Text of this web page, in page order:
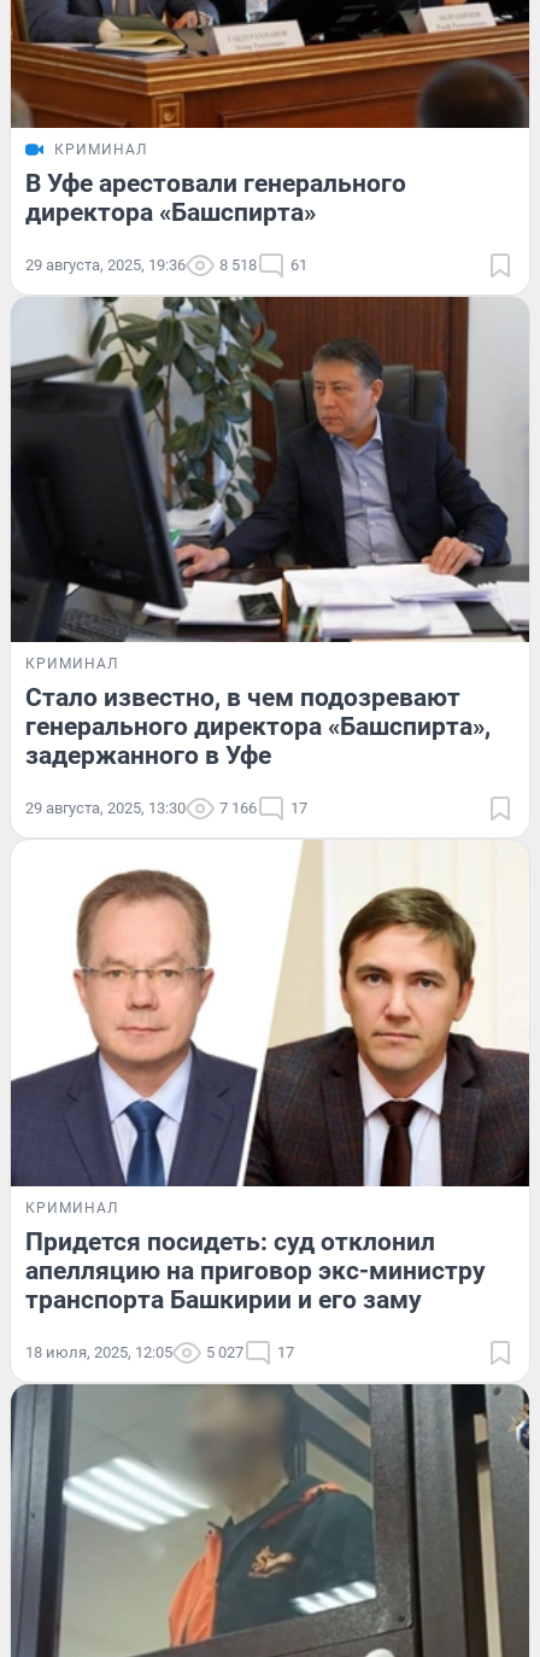
КРИМИНАЛ
В Уфе арестовали генерального
директора «Башспирта»
29 августа, 2025, 19:36 8 518 61
КРИМИНАЛ
Стало известно, в чем подозревают
генерального директора «Башспирта»,
задержанного в Уфе
29 августа, 2025, 13:30 7 166 17
КРИМИНАЛ
Придется посидеть: суд отклонил
апелляцию на приговор экс-министру
транспорта Башкирии и его заму
18 июля, 2025, 12:05 5 027 17